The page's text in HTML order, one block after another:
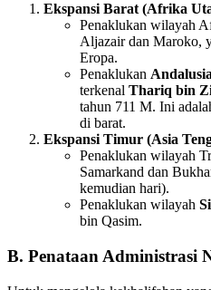
Ekspansi Barat (Afrika
Penaklukan wilayah
Aljazair dan Maroko,
Eropa.
Penaklukan
terkenal Thariq bin
tahun 711 M. Ini
di barat.
Ekspansi Timur (Asia
Penaklukan wilayah
Samarkand dan
kemudian hari).
Penaklukan wilayah
bin Qasim.
B. Penataan Administrasi